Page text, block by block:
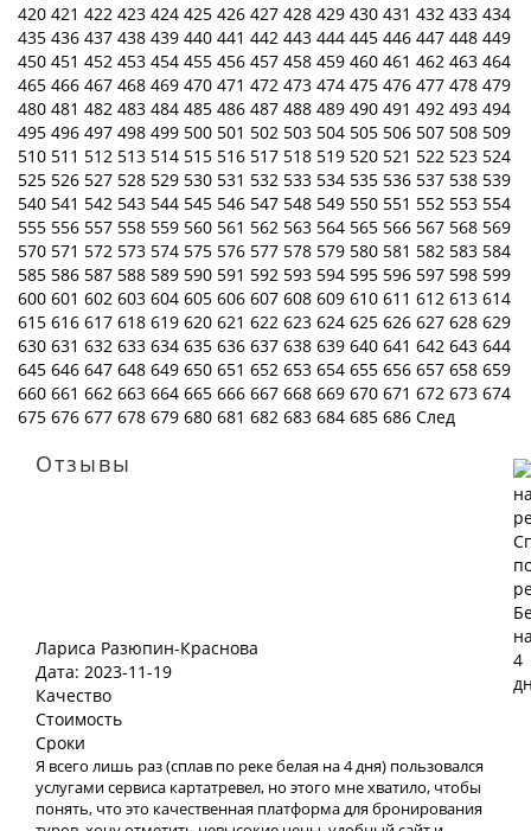
420 421 422 423 424 425 426 427 428 429 430 431 432 433 434
435 436 437 438 439 440 441 442 443 444 445 446 447 448 449
450 451 452 453 454 455 456 457 458 459 460 461 462 463 464
465 466 467 468 469 470 471 472 473 474 475 476 477 478 479
480 481 482 483 484 485 486 487 488 489 490 491 492 493 494
495 496 497 498 499 500 501 502 503 504 505 506 507 508 509
510 511 512 513 514 515 516 517 518 519 520 521 522 523 524
525 526 527 528 529 530 531 532 533 534 535 536 537 538 539
540 541 542 543 544 545 546 547 548 549 550 551 552 553 554
555 556 557 558 559 560 561 562 563 564 565 566 567 568 569
570 571 572 573 574 575 576 577 578 579 580 581 582 583 584
585 586 587 588 589 590 591 592 593 594 595 596 597 598 599
600 601 602 603 604 605 606 607 608 609 610 611 612 613 614
615 616 617 618 619 620 621 622 623 624 625 626 627 628 629
630 631 632 633 634 635 636 637 638 639 640 641 642 643 644
645 646 647 648 649 650 651 652 653 654 655 656 657 658 659
660 661 662 663 664 665 666 667 668 669 670 671 672 673 674
675 676 677 678 679 680 681 682 683 684 685 686 След
Отзывы
Лариса Разюпин-Краснова
Дата: 2023-11-19
Качество
Стоимость
Сроки
Я всего лишь раз (сплав по реке белая на 4 дня) пользовался
услугами сервиса картатревел, но этого мне хватило, чтобы
понять, что это качественная платформа для бронирования